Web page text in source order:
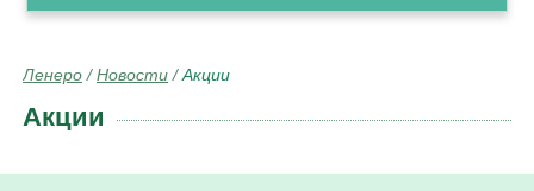
Ленеро /Новости /Акции
Акции